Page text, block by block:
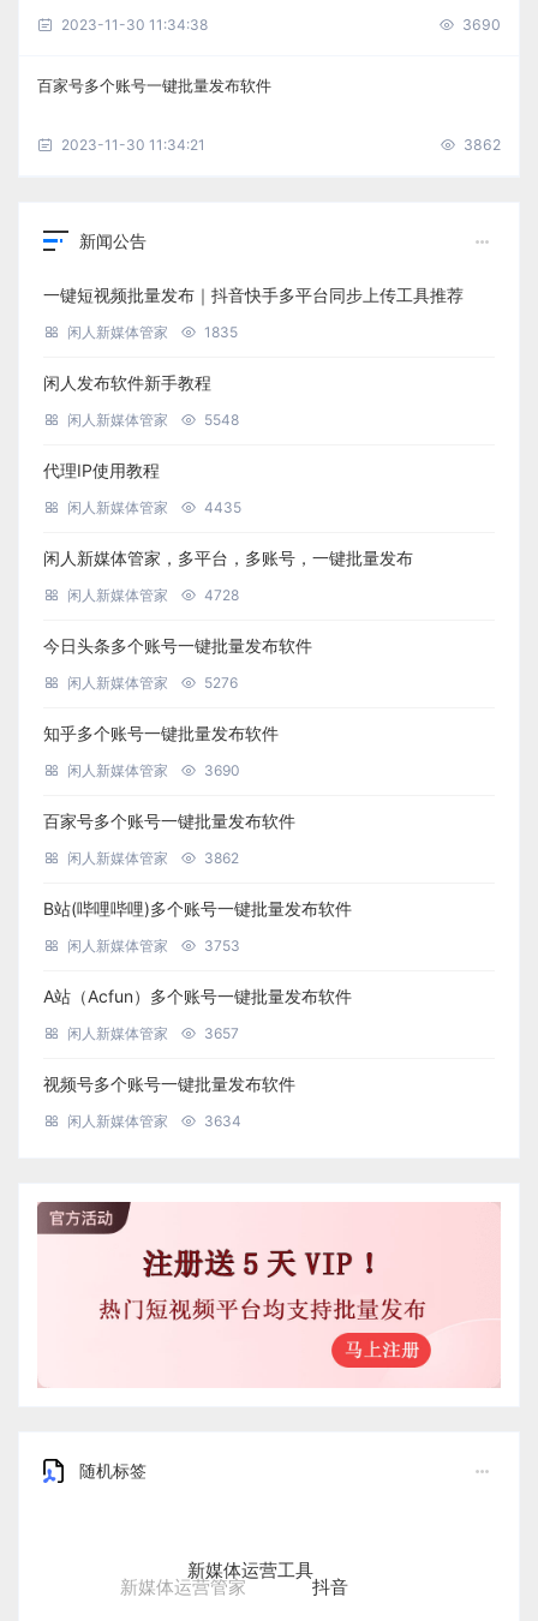
2023-11-30 11:34:38 3690
百家号多个账号一键批量发布软件
2023-11-30 11:34:21 3862
新闻公告
一键短视频批量发布｜抖音快手多平台同步上传工具推荐
闲人新媒体管家 1835
闲人发布软件新手教程
闲人新媒体管家 5548
代理IP使用教程
闲人新媒体管家 4435
闲人新媒体管家，多平台，多账号，一键批量发布
闲人新媒体管家 4728
今日头条多个账号一键批量发布软件
闲人新媒体管家 5276
知乎多个账号一键批量发布软件
闲人新媒体管家 3690
百家号多个账号一键批量发布软件
闲人新媒体管家 3862
B站(哔哩哔哩)多个账号一键批量发布软件
闲人新媒体管家 3753
A站（Acfun）多个账号一键批量发布软件
闲人新媒体管家 3657
视频号多个账号一键批量发布软件
闲人新媒体管家 3634
随机标签
新媒体运营管家
新媒体运营工具
抖音